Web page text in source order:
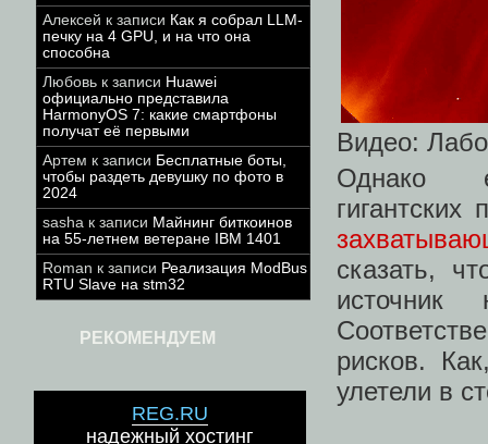
Алексей к записи Как я собрал LLM-
печку на 4 GPU, и на что она
способна
Любовь к записи Huawei
официально представила
HarmonyOS 7: какие смартфоны
получат её первыми
Артем к записи Бесплатные боты,
чтобы раздеть девушку по фото в
2024
sasha к записи Майнинг биткоинов
на 55-летнем ветеране IBM 1401
Roman к записи Реализация ModBus
RTU Slave на stm32
РЕКОМЕНДУЕМ
REG.RU
надежный хостинг
Видео:
Однако
сказать,
источник
рисков.
улетели в